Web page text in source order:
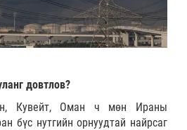
довтлов?
Кувейт, Оман ч мөн Ираны
бүс нутгийн орнуудтай найрсаг